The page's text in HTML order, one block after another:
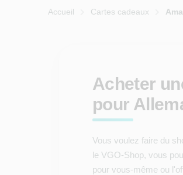
Accueil Cartes cadeaux
Acheter
pour
Vous voulez faire du
le VGO-Shop, vous
pour vous-même ou